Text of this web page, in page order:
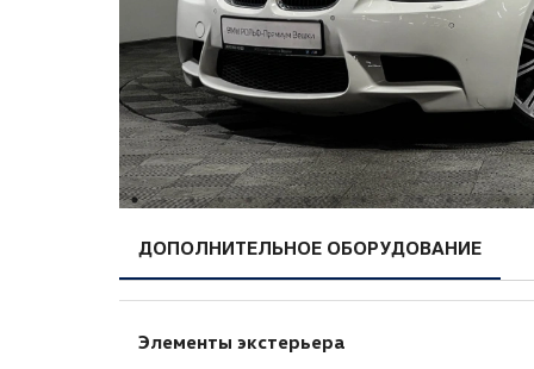
ДОПОЛНИТЕЛЬНОЕ ОБОРУДОВАНИЕ
Элементы экстерьера